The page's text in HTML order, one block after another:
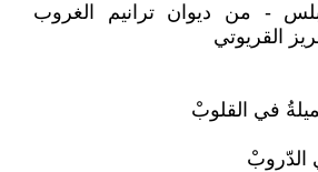
- من ديوان ترانيم الغروب
القريوتي
في القلوبْ
الدّروبْ